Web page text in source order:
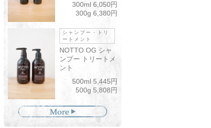
300ml 6,050円
300g 6,380円
シャンプー・トリ
ートメント
NOTTO OG シャ
ンプー トリートメ
ント
500ml 5,445円
500g 5,808円